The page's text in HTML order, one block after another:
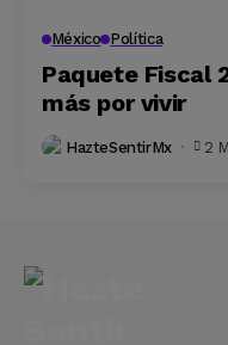
México Política
Paquete Fiscal
más por vivir
HazteSentirMx 2